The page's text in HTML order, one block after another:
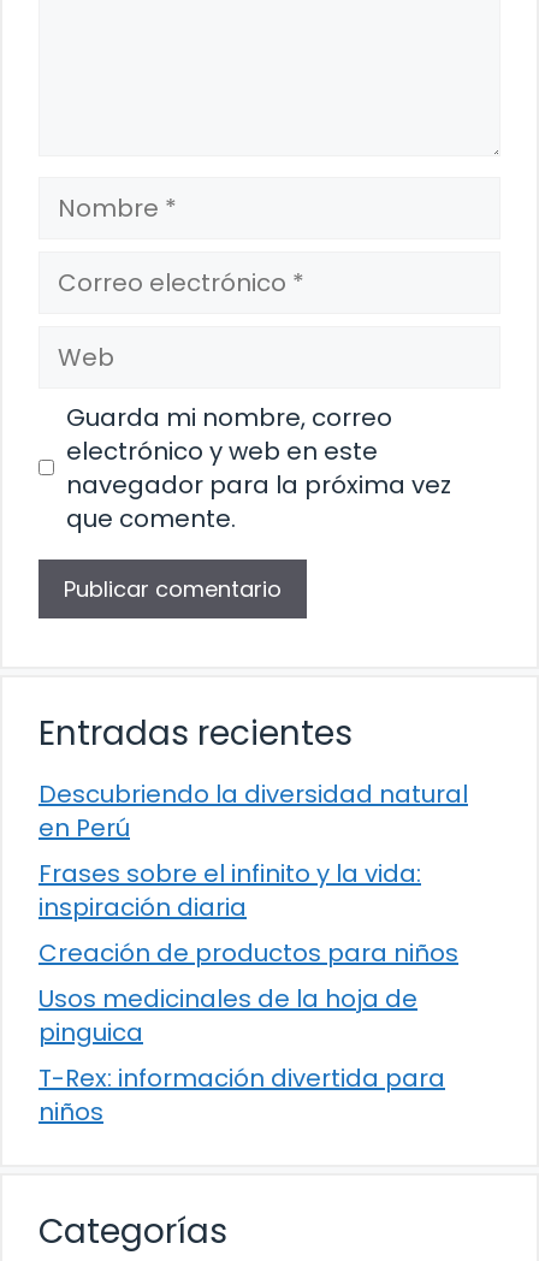
Nombre
Correo
electrónico
Web
Guarda mi nombre, correo
electrónico y web en este
navegador para la próxima vez
que comente.
Entradas recientes
Descubriendo la diversidad natural
en Perú
Frases sobre el infinito y la vida:
inspiración diaria
Creación de productos para niños
Usos medicinales de la hoja de
pinguica
T-Rex: información divertida para
niños
Categorías